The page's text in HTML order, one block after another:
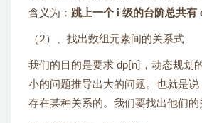
含义为： 跳上一个 i 级的台阶总共有
（2）、找出数组元素间的关系式
我们的目的是要求 dp[n]，动态规划
小的问题推导出大的问题。也就是
存在某种关系的。我们要找出他们的